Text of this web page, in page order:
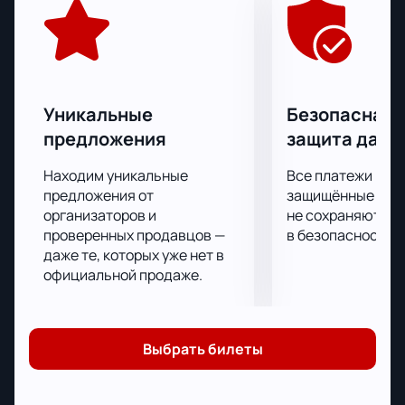
Можно сколько угодно строить догадки и
предположения или изучать прогнозы на
предстоящую игру, а можно просто прийти на нее и
присутствием на трибунах стадиона.
Узнайте, кому достанется победа в матче Факел -
ЦСКА, побывав на трибунах стадиона. Билеты на
игру можно купить онлайн.
Уникальные
предложения
Находим уникальные
предложения от
организаторов и
проверенных продавцов —
даже те, которых уже нет в
официальной продаже.
Безопасная
защита
Все платежи
защищённые
не сохраняются
в безопасности.
Выбрать билеты